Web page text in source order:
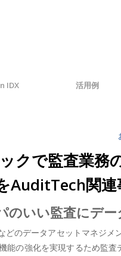
IDX 活用例
クで監査業
AuditTech関
のいい監査にデ
のデータアセットマネジ
の強化を実現するため監